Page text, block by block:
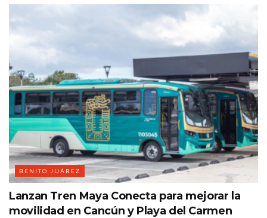
BENITO JUÁREZ
Lanzan Tren Maya Conecta para mejorar la
movilidad en Cancún y Playa del Carmen